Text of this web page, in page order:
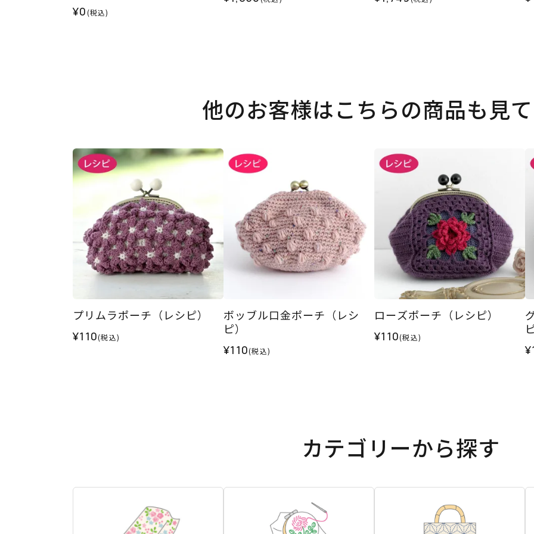
¥0(税込)
他のお客様はこちらの商品も見
プリムラポーチ（レシピ）
¥110(税込)
ボッブル口金ポーチ（レシ
ピ）
¥110(税込)
ローズポーチ（レシピ）
¥110(税込)
カテゴリーから探す